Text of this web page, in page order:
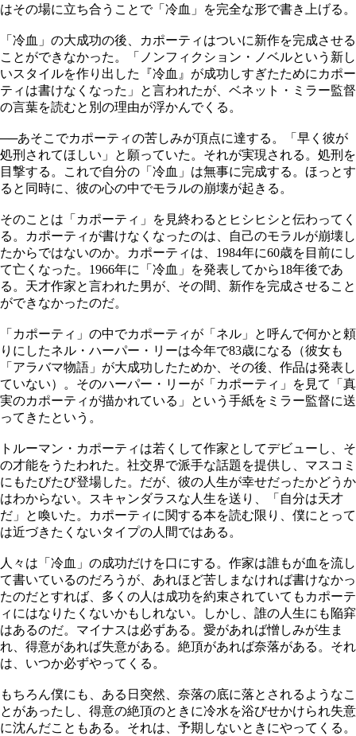
はその場に立ち合うことで「冷血」を完全な形で書き上げる。
「冷血」の大成功の後、カポーティはついに新作を完成させる
ことができなかった。「ノンフィクション・ノベルという新し
いスタイルを作り出した『冷血』が成功しすぎたためにカポー
ティは書けなくなった」と言われたが、ベネット・ミラー監督
の言葉を読むと別の理由が浮かんでくる。
──あそこでカポーティの苦しみが頂点に達する。「早く彼が
処刑されてほしい」と願っていた。それが実現される。処刑を
目撃する。これで自分の「冷血」は無事に完成する。ほっとす
ると同時に、彼の心の中でモラルの崩壊が起きる。
そのことは「カポーティ」を見終わるとヒシヒシと伝わってく
る。カポーティが書けなくなったのは、自己のモラルが崩壊し
たからではないのか。カポーティは、1984年に60歳を目前にし
て亡くなった。1966年に「冷血」を発表してから18年後であ
る。天才作家と言われた男が、その間、新作を完成させること
ができなかったのだ。
「カポーティ」の中でカポーティが「ネル」と呼んで何かと頼
りにしたネル・ハーパー・リーは今年で83歳になる（彼女も
「アラバマ物語」が大成功したためか、その後、作品は発表し
ていない）。そのハーパー・リーが「カポーティ」を見て「真
実のカポーティが描かれている」という手紙をミラー監督に送
ってきたという。
トルーマン・カポーティは若くして作家としてデビューし、そ
の才能をうたわれた。社交界で派手な話題を提供し、マスコミ
にもたびたび登場した。だが、彼の人生が幸せだったかどうか
はわからない。スキャンダラスな人生を送り、「自分は天才
だ」と喚いた。カポーティに関する本を読む限り、僕にとって
は近づきたくないタイプの人間ではある。
人々は「冷血」の成功だけを口にする。作家は誰もが血を流し
て書いているのだろうが、あれほど苦しまなければ書けなかっ
たのだとすれば、多くの人は成功を約束されていてもカポーテ
ィにはなりたくないかもしれない。しかし、誰の人生にも陥穽
はあるのだ。マイナスは必ずある。愛があれば憎しみが生ま
れ、得意があれば失意がある。絶頂があれば奈落がある。それ
は、いつか必ずやってくる。
もちろん僕にも、ある日突然、奈落の底に落とされるようなこ
とがあったし、得意の絶頂のときに冷水を浴びせかけられ失意
に沈んだこともある。それは、予期しないときにやってくる。